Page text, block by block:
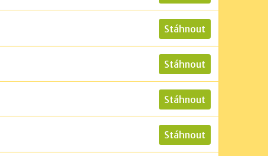
Stáhnout
Stáhnout
Stáhnout
Stáhnout